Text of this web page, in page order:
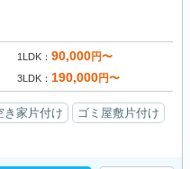
1LDK 90,000円〜
3LDK 190,000円〜
き家片付け
ゴミ屋敷片付け